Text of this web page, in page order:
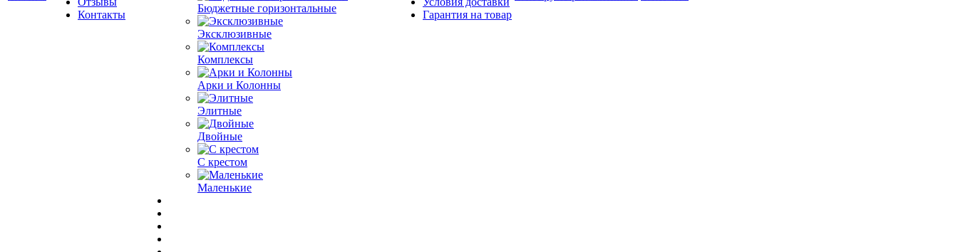
Контакты
Бюджетные горизонтальные
Эксклюзивные
Комплексы
Арки и Колонны
Элитные
Двойные
С крестом
Маленькие
Гарантия на товар